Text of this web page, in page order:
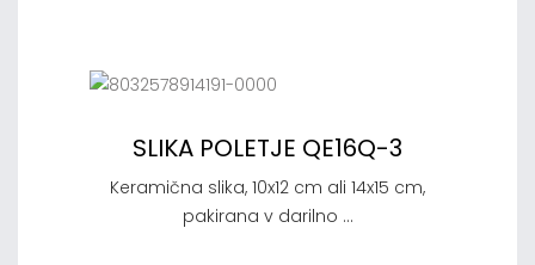
SLIKA POLETJE QE16Q-3
Keramična slika, 10x12 cm ali 14x15 cm,
pakirana v darilno ...